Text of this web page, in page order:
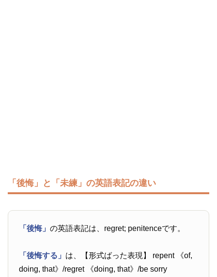
「後悔」と「未練」の英語表記の違い
「後悔」の英語表記は、regret; penitenceです。
「後悔する」 は、【形式ばった表現】 repent 《of,
doing, that》/regret 《doing, that》/be sorry